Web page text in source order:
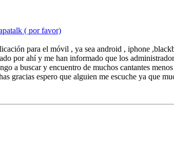
( por favor)
para el móvil , ya sea android , iphone
por ahí y me han informado que los
a buscar y encuentro de muchos cantantes
gracias espero que alguien me escuche ya que